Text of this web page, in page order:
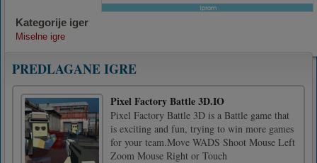
Kategorije iger
Miselne igre
PREDLAGANE IGRE
Pixel Factory Battle 3D.IO
Pixel Factory Battle 3D is a Battle game that
is exciting and fun, trying to win more games
for your team.Move WADS Shoot Mouse Left
Zoom Mouse Right or Touch